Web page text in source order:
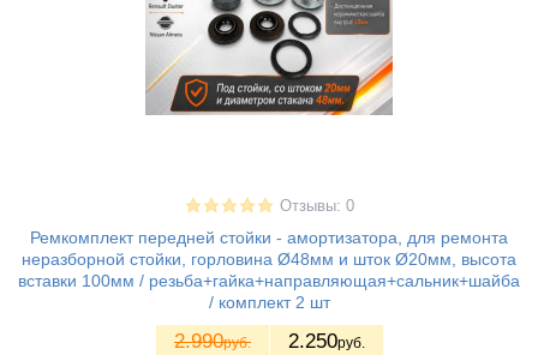
Отзывы: 0
Ремкомплект передней стойки - амортизатора, для ремонта
неразборной стойки, горловина Ø48мм и шток Ø20мм, высота
вставки 100мм / резьба+гайка+направляющая+сальник+шайба
/ комплект 2 шт
2.990руб. 2.250руб.